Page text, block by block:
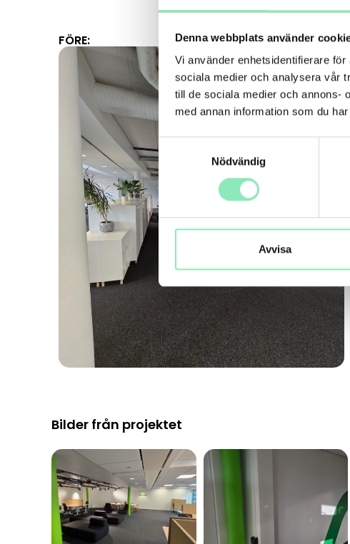
Denna webbplats använder
Vi använder enhetsidentifierare
sociala medier och analysera vår
till de sociala medier och annons-
med annan information som du
Nödvändig
Avvisa
FÖRE:
Bilder från projektet